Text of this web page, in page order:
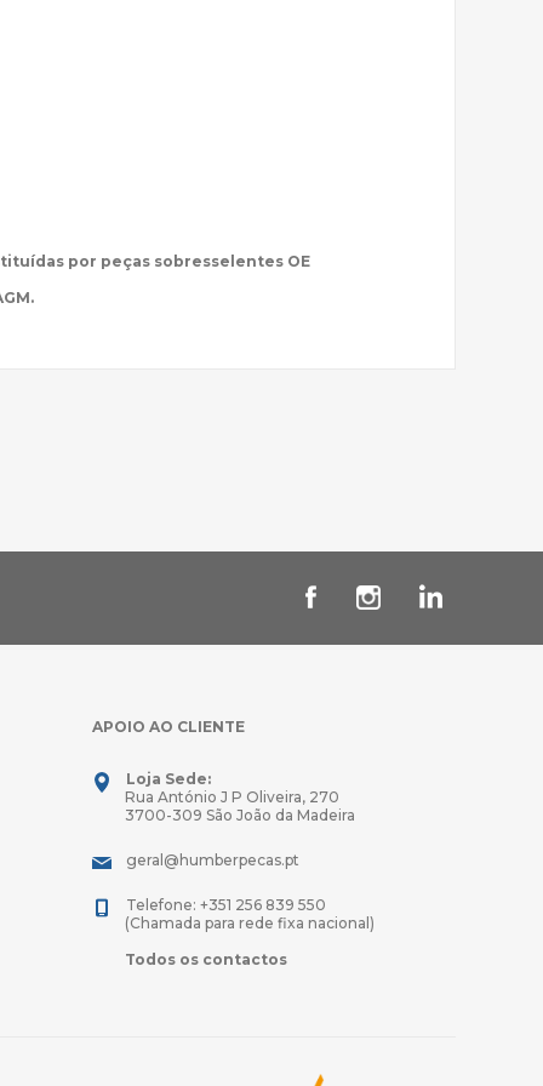
por peças sobresselentes OE
APOIO AO CLIENTE
Loja Sede:
Rua António J P Oliveira, 270
3700-309 São João da Madeira
geral@humberpecas.pt
Telefone: +351 256 839 550
(Chamada para rede fixa nacional)
Todos os contactos